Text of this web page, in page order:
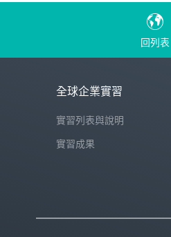
回列表
全球企業實習
實習列表與說明
實習成果